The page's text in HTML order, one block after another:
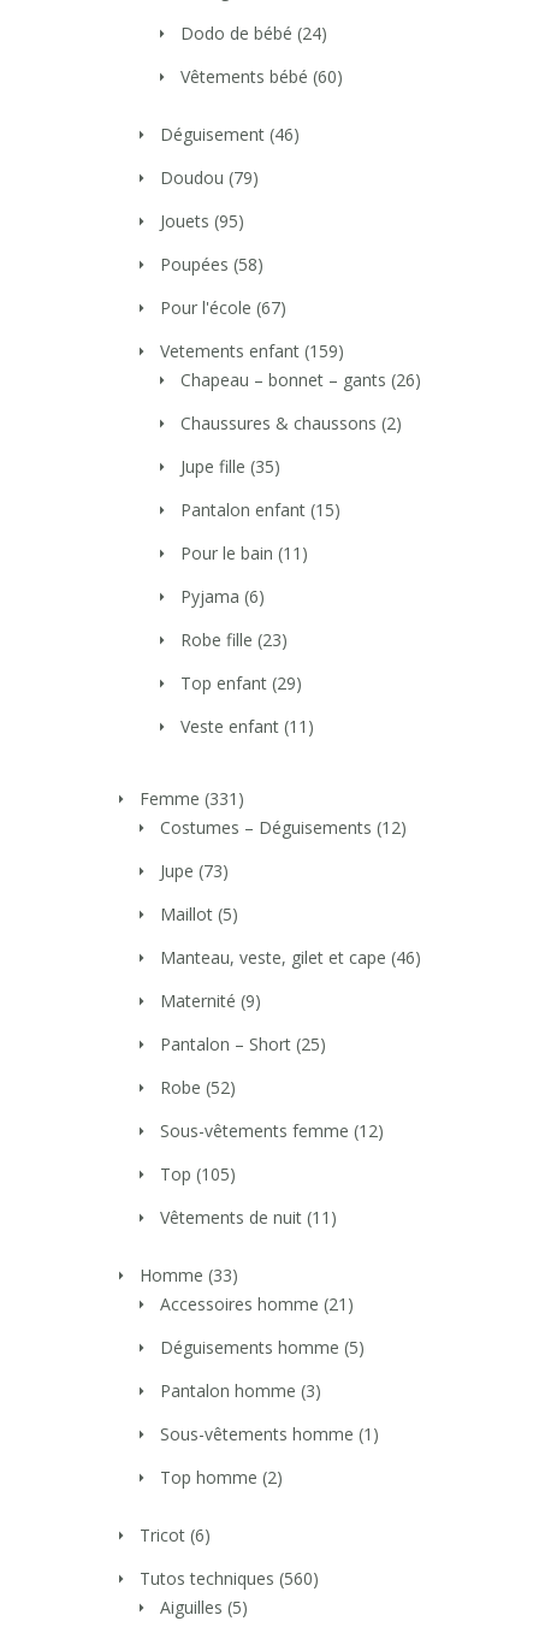
Dodo de bébé (24)
Vêtements bébé (60)
Déguisement (46)
Doudou (79)
Jouets (95)
Poupées (58)
Pour l'école (67)
Vetements enfant (159)
Chapeau – bonnet – gants (26)
Chaussures & chaussons (2)
Jupe fille (35)
Pantalon enfant (15)
Pour le bain (11)
Pyjama (6)
Robe fille (23)
Top enfant (29)
Veste enfant (11)
Femme (331)
Costumes – Déguisements (12)
Jupe (73)
Maillot (5)
Manteau, veste, gilet et cape (46)
Maternité (9)
Pantalon – Short (25)
Robe (52)
Sous-vêtements femme (12)
Top (105)
Vêtements de nuit (11)
Homme (33)
Accessoires homme (21)
Déguisements homme (5)
Pantalon homme (3)
Sous-vêtements homme (1)
Top homme (2)
Tricot (6)
Tutos techniques (560)
Aiguilles (5)